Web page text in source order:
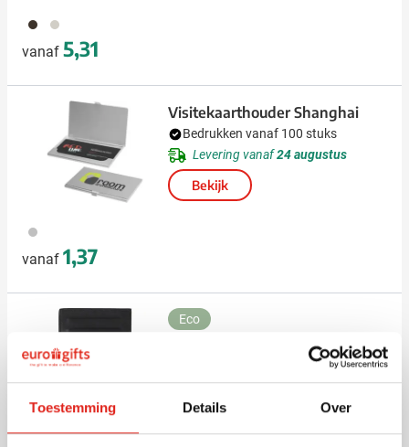
Toestemming Details Over
001 032
vanaf 5,31
032
vanaf 1,37
Visitekaarthouder Shanghai
Bedrukken vanaf 100 stuks
Levering vanaf24 augustus
Bekijk
001
Eco
Creditcardhouder Sorento
(RFID)
Bedrukken vanaf 25 stuks